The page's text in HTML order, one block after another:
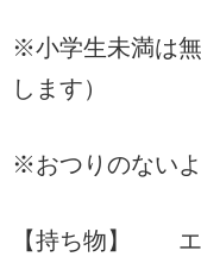
※小学生未満は
します）
※おつりのない
【持ち物】 エ